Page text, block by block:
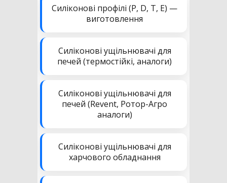
Силіконові профілі (P, D, T, E) —
виготовлення
Силіконові ущільнювачі для
печей (термостійкі, аналоги)
Силіконові ущільнювачі для
печей (Revent, Ротор-Агро
аналоги)
Силіконові ущільнювачі для
харчового обладнання